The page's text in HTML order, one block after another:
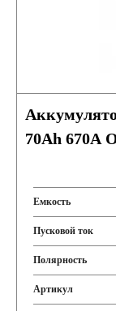
70Ah 670A
Емкость
Пусковой ток
Полярность
Артикул